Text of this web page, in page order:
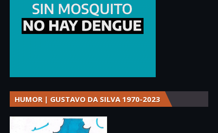
HUMOR | GUSTAVO DA SILVA 1970-2023